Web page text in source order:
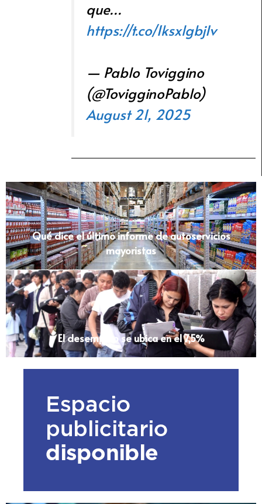
que…
https://t.co/1ksxlgbjIv
— Pablo Toviggino
(@TovigginoPablo)
August 21, 2025
Qué dice el último informe de autoservicios
mayoristas
El desempleo se ubica en el 7,5%